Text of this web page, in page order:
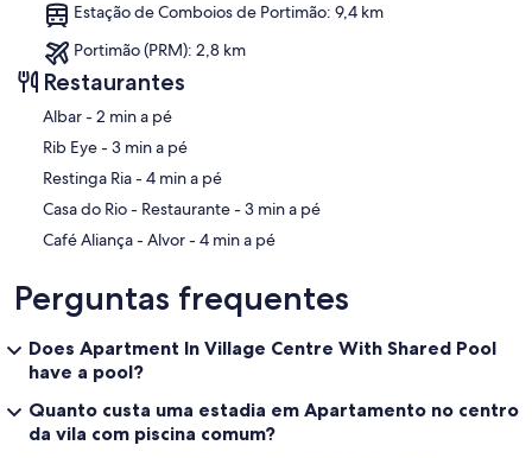
Estação de Comboios de Portimão: 9,4 km
Portimão (PRM): 2,8 km
Restaurantes
‪Albar - ‬2 min a pé
‪Rib Eye - ‬3 min a pé
‪Restinga Ria - ‬4 min a pé
‪Casa do Rio - Restaurante - ‬3 min a pé
‪Café Aliança - Alvor - ‬4 min a pé
Perguntas frequentes
Does Apartment In Village Centre With Shared Pool
have a pool?
Quanto custa uma estadia em Apartamento no centro
da vila com piscina comum?